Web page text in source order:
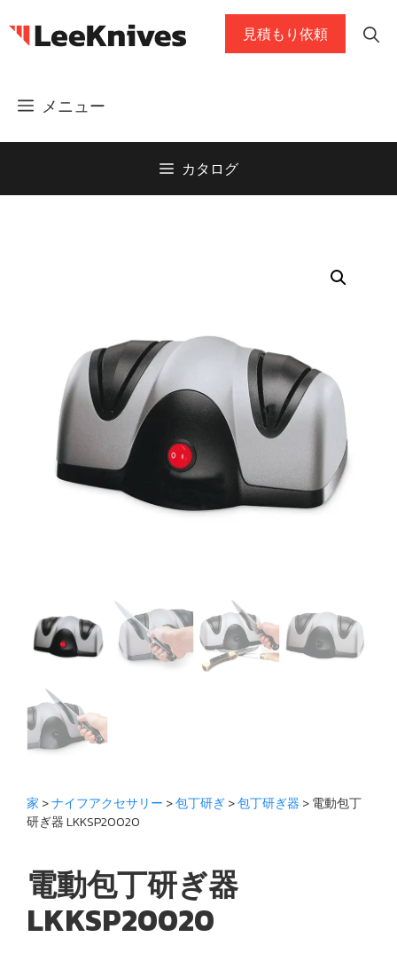
ン
ッ
メニュー
見積もり依頼
カタログ
家 >ナイフアクセサリー >包丁研ぎ>包丁研ぎ器 > 電動包丁
研ぎ器 LKKSP20020
電動包丁研ぎ器
LKKSP20020